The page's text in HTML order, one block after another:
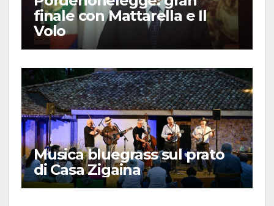
finale con Mattarella e Il
Volo
Musica bluegrass sul prato
di Casa Zigaina